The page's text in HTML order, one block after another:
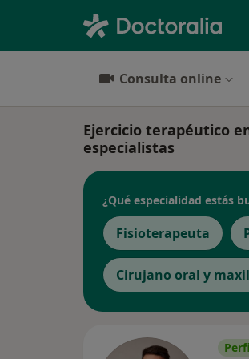
Consulta online
Ejercicio terapéutico
especialistas
¿Qué especialidad estás
Fisioterapeuta
Cirujano oral y